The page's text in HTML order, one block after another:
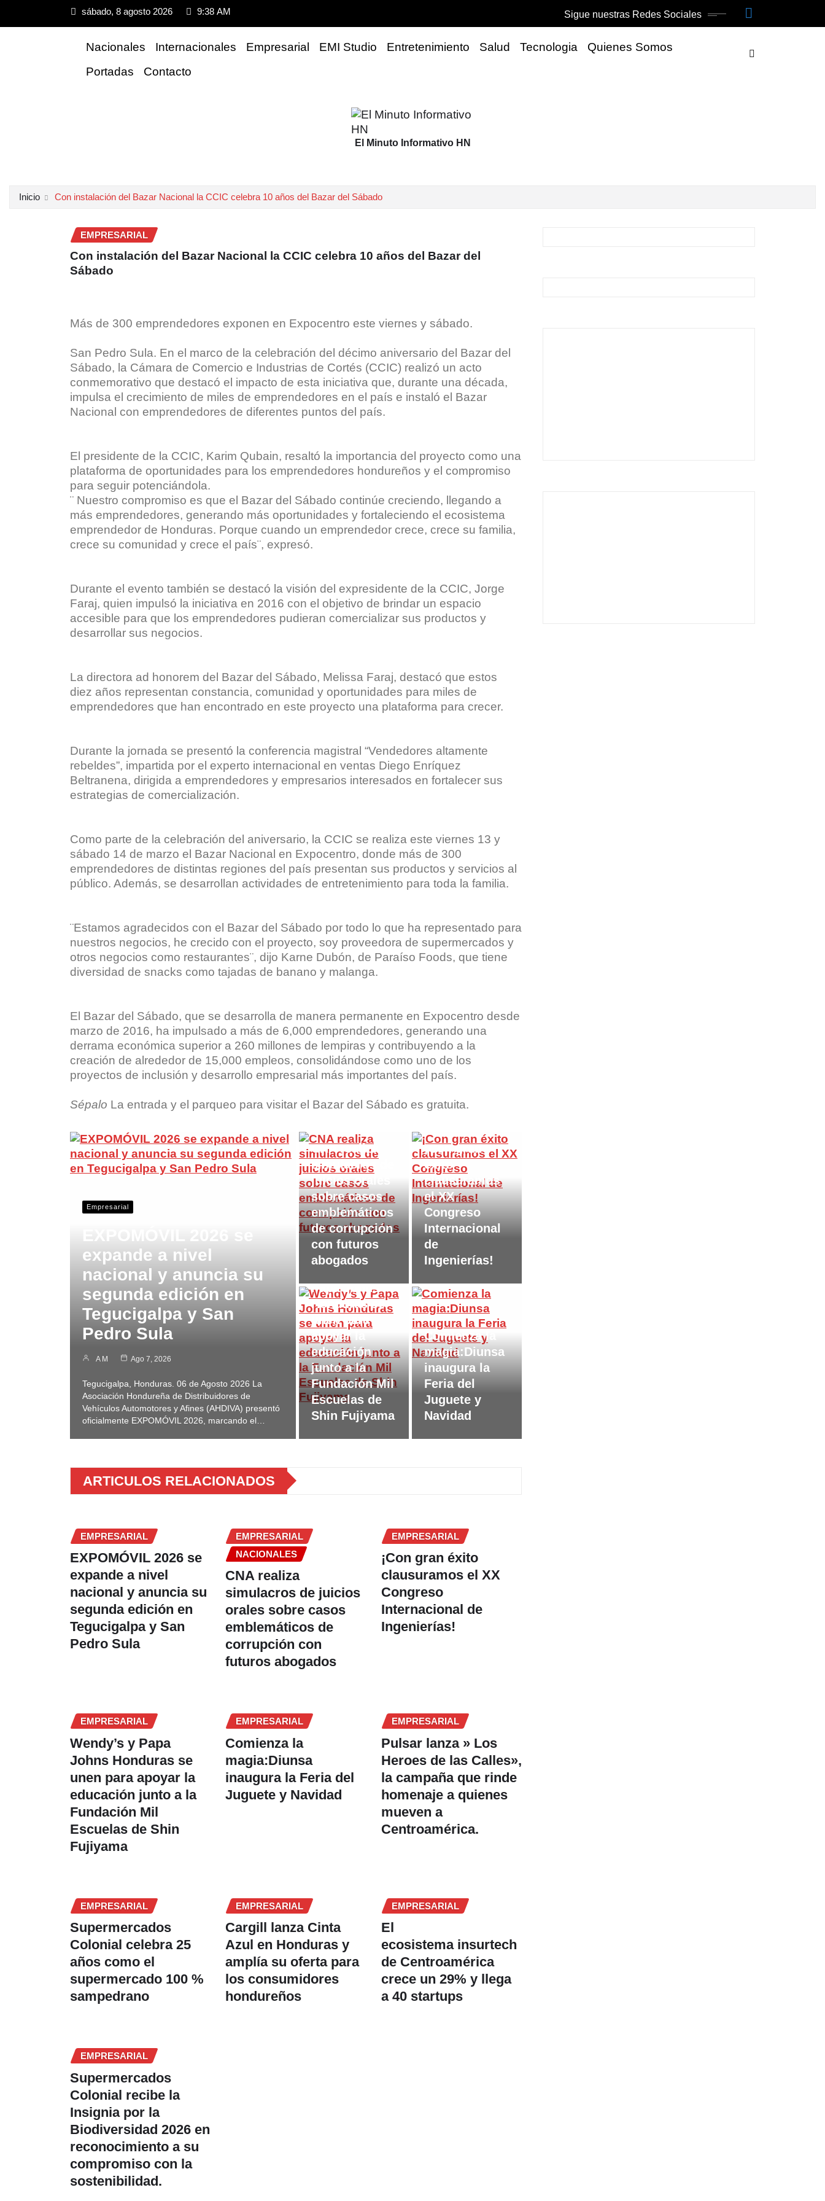
sábado, 8 agosto 2026 9:38 AM Sigue nuestras Redes Sociales
Nacionales Internacionales Empresarial EMI Studio Entretenimiento Salud Tecnologia
Quienes Somos
Portadas
Contacto
El Minuto Informativo HN
Inicio Con instalación del Bazar Nacional la CCIC celebra 10 años del Bazar del Sábado
EMPRESARIAL
Con instalación del Bazar Nacional la CCIC celebra 10 años del Bazar del
Sábado
Más de 300 emprendedores exponen en Expocentro este viernes y sábado.
San Pedro Sula. En el marco de la celebración del décimo aniversario del Bazar del
Sábado, la Cámara de Comercio e Industrias de Cortés (CCIC) realizó un acto
conmemorativo que destacó el impacto de esta iniciativa que, durante una década,
impulsa el crecimiento de miles de emprendedores en el país e instaló el Bazar
Nacional con emprendedores de diferentes puntos del país.
El presidente de la CCIC, Karim Qubain, resaltó la importancia del proyecto como una
plataforma de oportunidades para los emprendedores hondureños y el compromiso
para seguir potenciándola.
¨ Nuestro compromiso es que el Bazar del Sábado continúe creciendo, llegando a
más emprendedores, generando más oportunidades y fortaleciendo el ecosistema
emprendedor de Honduras. Porque cuando un emprendedor crece, crece su familia,
crece su comunidad y crece el país¨, expresó.
Durante el evento también se destacó la visión del expresidente de la CCIC, Jorge
Faraj, quien impulsó la iniciativa en 2016 con el objetivo de brindar un espacio
accesible para que los emprendedores pudieran comercializar sus productos y
desarrollar sus negocios.
La directora ad honorem del Bazar del Sábado, Melissa Faraj, destacó que estos
diez años representan constancia, comunidad y oportunidades para miles de
emprendedores que han encontrado en este proyecto una plataforma para crecer.
Durante la jornada se presentó la conferencia magistral “Vendedores altamente
rebeldes”, impartida por el experto internacional en ventas Diego Enríquez
Beltranena, dirigida a emprendedores y empresarios interesados en fortalecer sus
estrategias de comercialización.
Como parte de la celebración del aniversario, la CCIC se realiza este viernes 13 y
sábado 14 de marzo el Bazar Nacional en Expocentro, donde más de 300
emprendedores de distintas regiones del país presentan sus productos y servicios al
público. Además, se desarrollan actividades de entretenimiento para toda la familia.
¨Estamos agradecidos con el Bazar del Sábado por todo lo que ha representado para
nuestros negocios, he crecido con el proyecto, soy proveedora de supermercados y
otros negocios como restaurantes¨, dijo Karne Dubón, de Paraíso Foods, que tiene
diversidad de snacks como tajadas de banano y malanga.
El Bazar del Sábado, que se desarrolla de manera permanente en Expocentro desde
marzo de 2016, ha impulsado a más de 6,000 emprendedores, generando una
derrama económica superior a 260 millones de lempiras y contribuyendo a la
creación de alrededor de 15,000 empleos, consolidándose como uno de los
proyectos de inclusión y desarrollo empresarial más importantes del país.
Sépalo La entrada y el parqueo para visitar el Bazar del Sábado es gratuita.
Empresarial
expande a nivel
nacional y anuncia su
segunda edición en
Tegucigalpa y San
Pedro Sula
A M Ago 7, 2026
Tegucigalpa, Honduras. 06 de Agosto 2026 La
Asociación Hondureña de Distribuidores de
Vehículos Automotores y Afines (AHDIVA) presentó
oficialmente EXPOMÓVIL 2026, marcando el…
CNA realiza
simulacros de
juicios orales
sobre casos
emblemáticos
de corrupción
con futuros
abogados
¡Con gran
éxito
clausuramos
el XX
Congreso
Internacional
de
Ingenierías!
Wendy’s y
Papa Johns
Honduras se
unen para
apoyar la
educación
junto a la
Fundación Mil
Escuelas de
Shin Fujiyama
Comienza la
magia:Diunsa
inaugura la
Feria del
Juguete y
Navidad
ARTICULOS RELACIONADOS
EMPRESARIAL
EXPOMÓVIL 2026 se
expande a nivel
nacional y anuncia su
segunda edición en
Tegucigalpa y San
Pedro Sula
EMPRESARIAL
NACIONALES
CNA realiza
simulacros de juicios
orales sobre casos
emblemáticos de
corrupción con
futuros abogados
EMPRESARIAL
¡Con gran éxito
clausuramos el XX
Congreso
Internacional de
Ingenierías!
EMPRESARIAL
Wendy’s y Papa
Johns Honduras se
unen para apoyar la
educación junto a la
Fundación Mil
Escuelas de Shin
Fujiyama
EMPRESARIAL
Comienza la
magia:Diunsa
inaugura la Feria del
Juguete y Navidad
EMPRESARIAL
Pulsar lanza » Los
Heroes de las Calles»,
la campaña que rinde
homenaje a quienes
mueven a
Centroamérica.
EMPRESARIAL
Supermercados
Colonial celebra 25
años como el
supermercado 100 %
sampedrano
EMPRESARIAL
Cargill lanza Cinta
Azul en Honduras y
amplía su oferta para
los consumidores
hondureños
EMPRESARIAL
El
ecosistema insurtech
de Centroamérica
crece un 29% y llega
a 40 startups
EMPRESARIAL
Supermercados
Colonial recibe la
Insignia por la
Biodiversidad 2026 en
reconocimiento a su
compromiso con la
sostenibilidad.